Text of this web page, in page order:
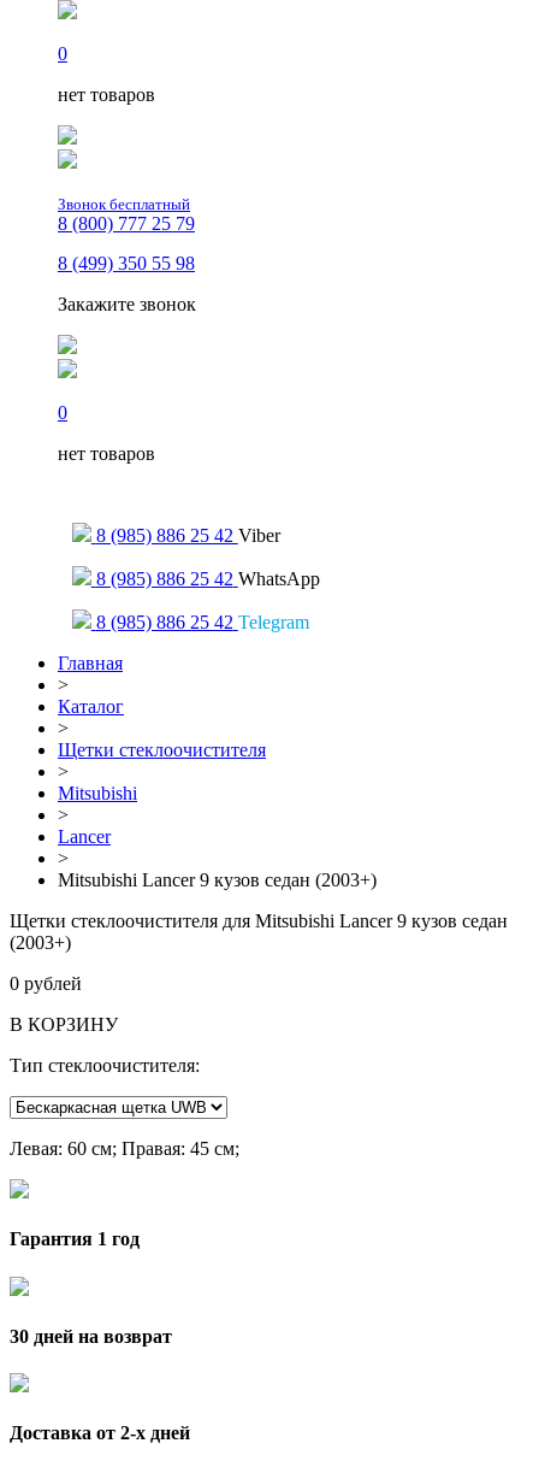
0
нет товаров
Звонок бесплатный
8 (800) 777 25 79
8 (499) 350 55 98
Закажите звонок
0
нет товаров
8 (985) 886 25 42 Viber
8 (985) 886 25 42 WhatsApp
8 (985) 886 25 42 Telegram
Главная
>
Каталог
>
Щетки стеклоочистителя
>
Mitsubishi
>
Lancer
>
Mitsubishi Lancer 9 кузов седан (2003+)
Щетки стеклоочистителя для Mitsubishi Lancer 9 кузов седан
(2003+)
0 рублей
В КОРЗИНУ
Тип стеклоочистителя:
Левая: 60 см; Правая: 45 см;
Гарантия 1 год
30 дней на возврат
Доставка от 2-x дней